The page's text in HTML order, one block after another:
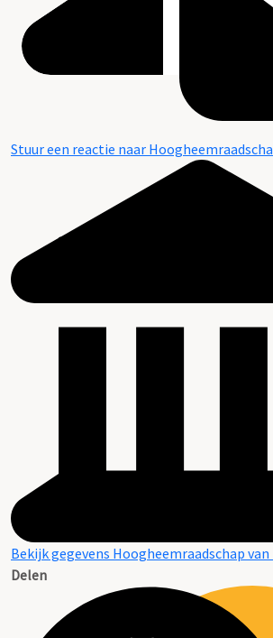
Stuur een reactie naar
Bekijk gegevens Hoogheemraadschap
Delen